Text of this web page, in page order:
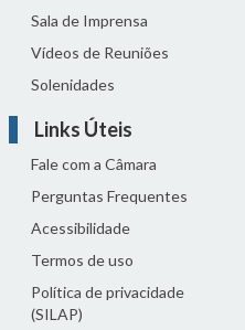
Sala de Imprensa
Vídeos de Reuniões
Solenidades
Links Úteis
Fale com a Câmara
Perguntas Frequentes
Acessibilidade
Termos de uso
Política de privacidade
(SILAP)